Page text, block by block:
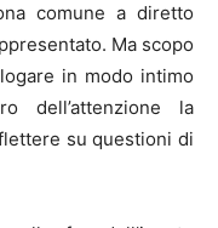
comune a diretto
Ma scopo
in modo intimo
dell’attenzione la
su questioni di